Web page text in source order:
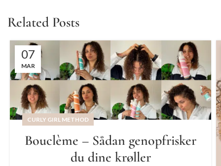
Related Posts
07
MAR
CURLY GIRL METHOD
Bouclème – Sådan genopfrisker
du dine krøller